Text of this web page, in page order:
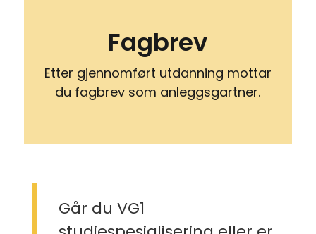
Fagbrev
Etter gjennomført utdanning mottar
du fagbrev som anleggsgartner.
Går du VG1